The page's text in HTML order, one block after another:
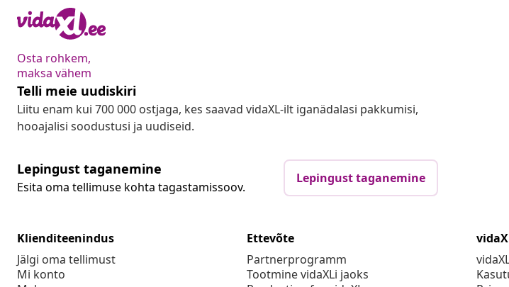
Osta rohkem,
maksa vähem
Telli meie uudiskiri
Liitu enam kui 700 000 ostjaga, kes saavad vidaXL-ilt iganädalasi pakkumisi,
hooajalisi soodustusi ja uudiseid.
Lepingust taganemine
Esita oma tellimuse kohta tagastamissoov.
Lepingust taganemine
Klienditeenindus
Jälgi oma tellimust
Mi konto
Ettevõte
Partnerprogramm
Tootmine vidaXLi jaoks